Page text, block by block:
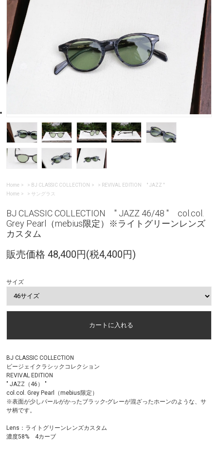
Home > BJ CLASSIC COLLECTION > REVIVAL EDITION " JAZZ "
Home
> サングラス
BJ CLASSIC COLLECTION " JAZZ 46/48 " col.col.
Grey Pearl（mebius限定）※ライトグリーンレンズ
カスタム
販売価格 48,400円(税4,400円)
サイズ
BJ CLASSIC COLLECTION
ビージェイクラシックコレクション
REVIVAL EDITION
" JAZZ（46） "
col.col. Grey Pearl（mebius限定）
※表面が少しパールがかったブラック-グレーが混ざったホーンのような、サ
サ柄です。
Lens：ライトグリーンレンズカスタム
濃度58% 4カーブ